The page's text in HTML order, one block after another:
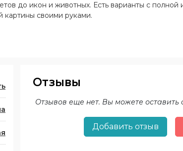
до икон и животных. Есть варианты с полной
картины своими руками.
Отзывы
Отзывов еще нет. Вы можете оставить
Добавить отзыв